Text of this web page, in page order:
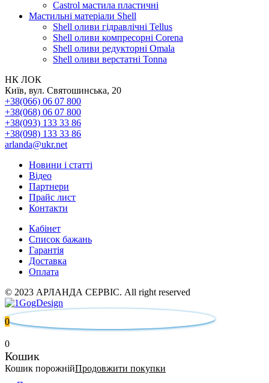
Castrol мастила пластичні
Мастильні матеріали Shell
Shell оливи гідравлічні Tellus
Shell оливи компресорні Corena
Shell оливи редукторні Omala
Shell оливи верстатні Tonna
НК ЛОК
Київ, вул. Святошинська, 20
+38(066) 06 07 800
+38(068) 06 07 800
+38(093) 133 33 86
+38(098) 133 33 86
arlanda@ukr.net
Новини і статті
Відео
Партнери
Прайс лист
Контакти
Кабінет
Список бажань
Гарантія
Доставка
Оплата
© 2023 АРЛАНДА СЕРВІС. All right reserved
0
0
Кошик
Кошик порожнійПродовжити покупки